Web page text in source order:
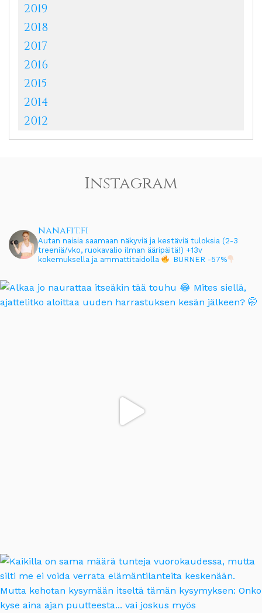
2019
2018
2017
2016
2015
2014
2012
Instagram
nanafit.fi
Autan naisia saamaan näkyviä ja kestäviä tuloksia (2-3
treeniä/vko, ruokavalio ilman ääripäitä!) +13v
kokemuksella ja ammattitaidolla
BURNER -57%